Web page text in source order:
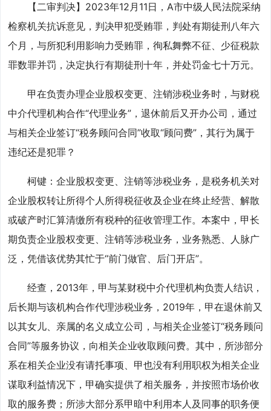
【二审判决】2023年12月11日，A市中级人民法院采纳
检察机关抗诉意见，判决甲犯受贿罪，判处有期徒刑八年六
个月，与所犯利用影响力受贿罪，徇私舞弊不征、少征税款
罪数罪并罚，决定执行有期徒刑十年，并处罚金七十万元。
甲在负责办理企业股权变更、注销涉税业务时，与财税
中介代理机构合作“代理业务”，退休前后又开办公司，通过
与相关企业签订“税务顾问合同”收取“顾问费”，其行为属于
违纪还是犯罪？
柯键：企业股权变更、注销等涉税业务，是税务机关对
企业股权转让所得个人所得税征收及企业在终止经营、解散
或破产时汇算清缴所有税种的征收管理工作。本案中，甲长
期负责企业股权变更、注销等涉税业务，业务熟悉、人脉广
泛，凭借该优势其忙于“前门做官、后门开店”。
经查，2013年，甲与某财税中介代理机构负责人结识，
后长期与该机构合作代理涉税业务，2019年，甲在退休前又
以其女儿、亲属的名义成立公司，与相关企业签订“税务顾问
合同”等服务协议，向相关企业收取顾问费。其中，所涉部分
系在相关企业没有请托事项、甲也没有利用职权为相关企业
谋取利益情况下，甲确实提供了相关服务，并按照市场价收
取的服务费；所涉大部分系甲暗中利用本人及同事的职务便